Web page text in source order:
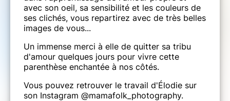
confort de votre maison.
Les photos de qualité professionnelle de la
retraite.
✨
Des cadeaux surprises.
avec son oeil, sa sensibilité et les couleurs de
ses clichés, vous repartirez avec de très belles
images de vous...
Un immense merci à elle de quitter sa tribu
d'amour quelques jours pour vivre cette
parenthèse enchantée à nos côtés.​
Vous pouvez retrouver le travail d'Élodie sur
son Instagram @mamafolk_photography.